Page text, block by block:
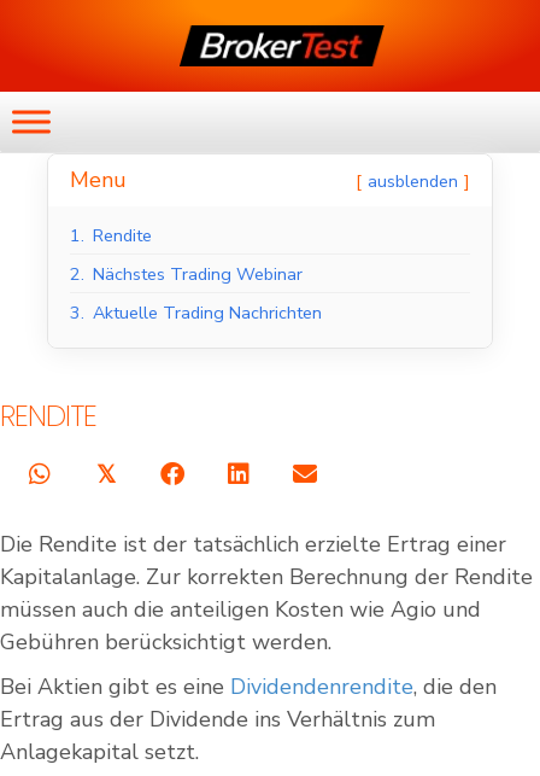
Menu ausblenden
1. Rendite
2. Nächstes Trading Webinar
3. Aktuelle Trading Nachrichten
RENDITE
𝕏
Die Rendite ist der tatsächlich erzielte Ertrag einer
Kapitalanlage. Zur korrekten Berechnung der Rendite
müssen auch die anteiligen Kosten wie Agio und
Gebühren berücksichtigt werden.
Bei Aktien gibt es eine Dividendenrendite, die den
Ertrag aus der Dividende ins Verhältnis zum
Anlagekapital setzt.